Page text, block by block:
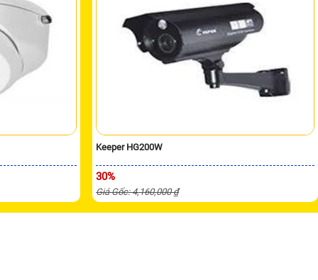
Keeper HG200W
30%
Giá Gốc: 4,160,000 ₫